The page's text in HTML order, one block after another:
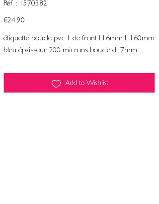
Réf. :
SKU
1570382
1570382
Price
€24.90
étiquette boucle pvc 1 de front l.16mm L.160mm
bleu épaisseur 200 microns boucle d17mm
Add to Wishlist